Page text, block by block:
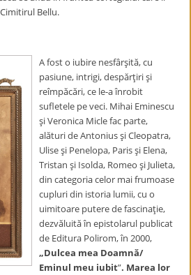
Bellu.
A fost o iubire nesfârşită, cu
pasiune, intrigi, despărţiri şi
reîmpăcări, ce le-a înrobit
sufletele pe veci. Mihai Eminescu
şi Veronica Micle fac parte,
alături de Antonius şi Cleopatra,
Ulise şi Penelopa, Paris şi Elena,
Tristan şi Isolda, Romeo şi Julieta,
din categoria celor mai frumoase
cupluri din istoria lumii, cu o
uimitoare putere de fascinaţie,
dezvăluită în epistolarul publicat
de Editura Polirom, în 2000,
„Dulcea mea Doamnă/
Eminul meu iubit”. Marea lor